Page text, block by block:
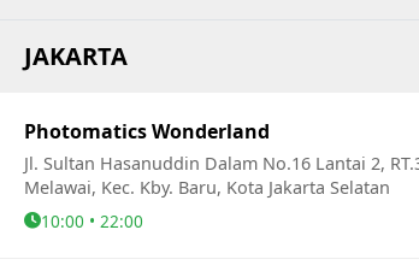
JAKARTA
Photomatics Wonderland
Jl. Sultan Hasanuddin Dalam No.16 Lantai 2,
Melawai, Kec. Kby. Baru, Kota Jakarta Selatan
10:00 • 22:00